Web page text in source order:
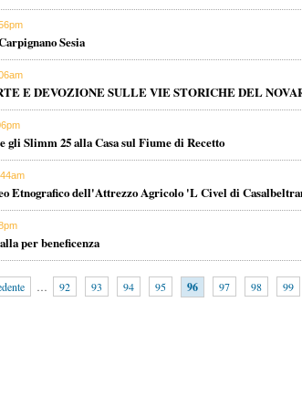
Sesia
E DEVOZIONE SULLE VIE STORICHE DEL
gli Slimm 25 alla Casa sul Fiume di Recetto
Etnografico dell'Attrezzo Agricolo 'L Civel di
per beneficenza
… 92 93 94 95 96 97 98 99